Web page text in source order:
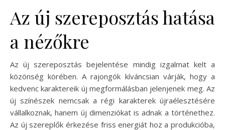
Az új szereposztás hatása
a nézőkre
Az új szereposztás bejelentése mindig izgalmat kelt a
közönség körében. A rajongók kíváncsian várják, hogy a
kedvenc karaktereik új megformálásban jelenjenek meg. Az
új színészek nemcsak a régi karakterek újraélesztésére
vállalkoznak, hanem új dimenziókat is adnak a történethez.
Az új szereplők érkezése friss energiát hoz a produkcióba,